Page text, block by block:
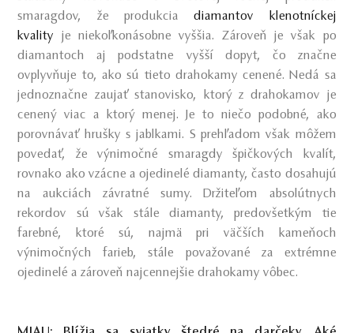
smaragdov, že produkciadiamantov klenotníckej
kvality je niekoľkonásobne vyššia. Zároveň je však po
diamantoch aj podstatne vyšší dopyt, čo značne
ovplyvňuje to, ako sú tieto drahokamy cenené. Nedá sa
jednoznačne zaujať stanovisko, ktorý z drahokamov je
cenený viac a ktorý menej. Je to niečo podobné, ako
porovnávať hrušky s jablkami. S prehľadom však môžem
povedať, že výnimočné smaragdy špičkových kvalít,
rovnako ako vzácne a ojedinelé diamanty, často dosahujú
na aukciách závratné sumy. Držiteľom absolútnych
rekordov sú však stále diamanty, predovšetkým tie
farebné, ktoré sú, najmä pri väčších kameňoch
výnimočných farieb, stále považované za extrémne
ojedinelé a zároveň najcennejšie drahokamy vôbec.